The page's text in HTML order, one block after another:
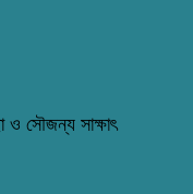
ও সৌজন্য সাক্ষাৎ